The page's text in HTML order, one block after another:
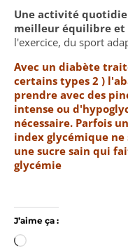
Une activité
meilleur équilibre et
l'exercice, du sport
Avec un diabète
certains types 2 )
prendre avec des
intense ou
nécessaire. Parfois
index glycémique
une sucre sain qui
glycémie
J’aime ça :
Chargement…